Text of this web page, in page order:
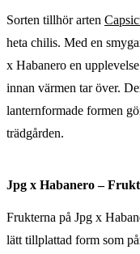
Sorten tillhör arten
heta chilis. Med en
x Habanero en
innan värmen tar över.
lanternformade formen
trädgården.
Jpg x Habanero –
Frukterna på Jpg x
lätt tillplattad form som